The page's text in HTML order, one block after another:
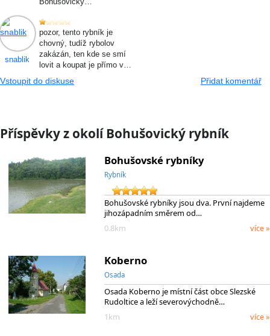
snablik
pozor, tento rybník je
chovný, tudíž rybolov
zakázán, ten kde se smí
lovit a koupat je přímo v…
Vstoupit do diskuse Přidat komentář
Příspěvky z okolí Bohušovický rybník
Bohušovské rybníky
Rybník
Bohušovské rybníky jsou dva. První najdeme
jihozápadním směrem od…
0.8km
více »
Koberno
Osada
Osada Koberno je místní část obce Slezské
Rudoltice a leží severovýchodně…
1km
více »